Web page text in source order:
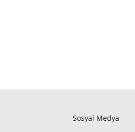
Sosyal Medya